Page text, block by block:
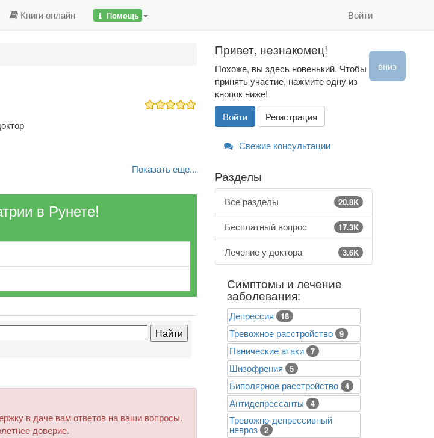
Книги онлайн Помощь Войти
Показать еще...
в Рунете!
в даче вам ответов на ваши вопросы.
доверие.
вниз
Привет, незнакомец!
Похоже, вы здесь новенький. Чтобы
принять участие, нажмите одну из
кнопок ниже!
Войти
Регистрация
Свежие консультации
Разделы
Все разделы 20.8K
Бесплатный вопрос 17.3K
Лечение у доктора 3.6K
Симптомы и лечение
заболевания:
Депрессия 18
Тревожное расстройство 9
Панические атаки 7
Шизофрения 5
Биполярное расстройство 4
Антидепрессанты 4
Тревожно-депрессивный
невроз 2